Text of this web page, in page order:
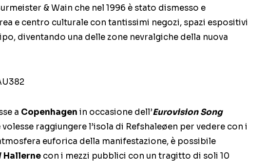
& Wain che nel 1996 è stato dismesso e
e centro culturale con tantissimi negozi, spazi espositivi
diventando una delle zone nevralgiche della nuova
a Copenhagen in occasione dell’Eurovision Song
volesse raggiungere l’isola di Refshaleøen per vedere con i
euforica della manifestazione, è possibile
Hallerne con i mezzi pubblici con un tragitto di soli 10